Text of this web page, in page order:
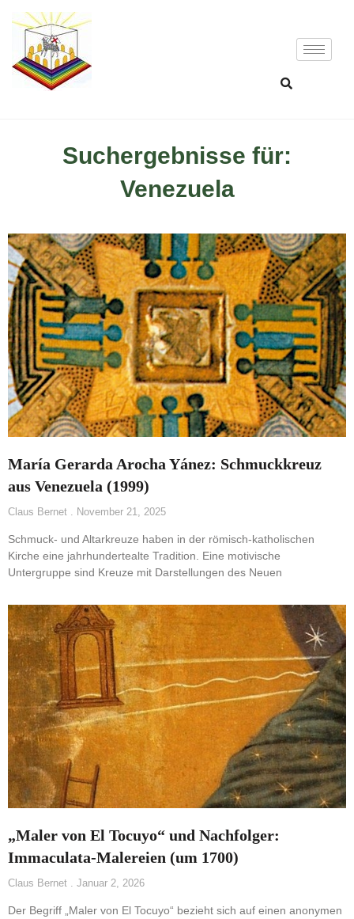
Suchergebnisse für:
Venezuela
María Gerarda Arocha Yánez: Schmuckkreuz
aus Venezuela (1999)
Claus Bernet November 21, 2025
Schmuck- und Altarkreuze haben in der römisch-katholischen
Kirche eine jahrhundertealte Tradition. Eine motivische
Untergruppe sind Kreuze mit Darstellungen des Neuen
„Maler von El Tocuyo“ und Nachfolger:
Immaculata-Malereien (um 1700)
Claus Bernet Januar 2, 2026
Der Begriff „Maler von El Tocuyo“ bezieht sich auf einen anonymen